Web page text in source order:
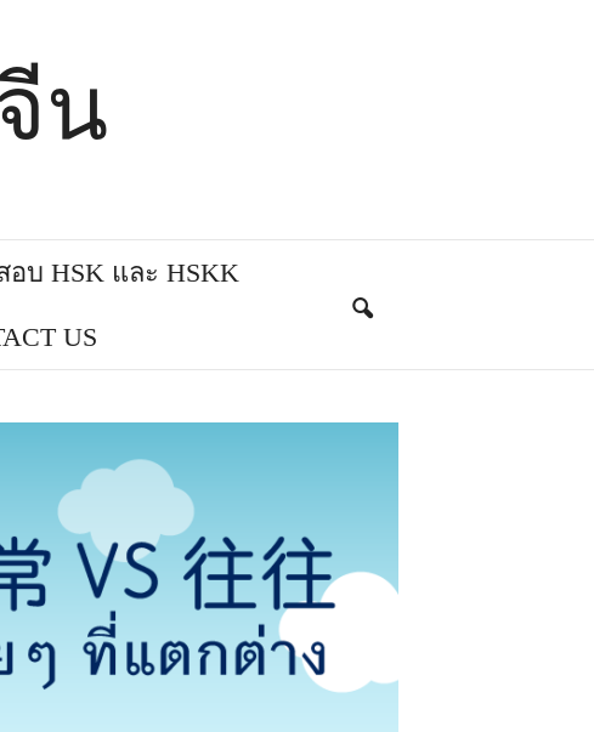
น
อบ HSK และ HSKK
US